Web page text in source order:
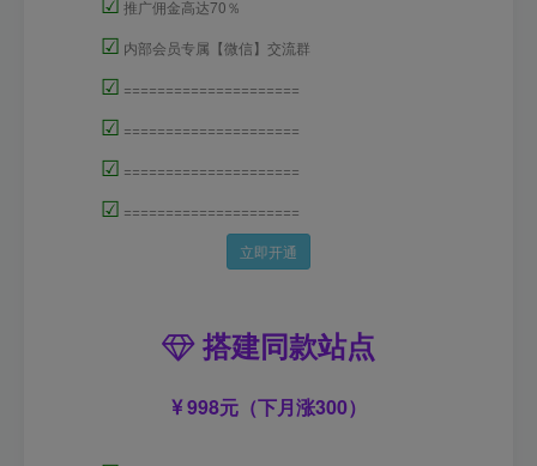
推广佣金高达70％
☑ 内部会员专属【微信】交流群
☑ =====================
☑ =====================
☑ =====================
☑ =====================
立即开通
搭建同款站点
998元（下月涨300）